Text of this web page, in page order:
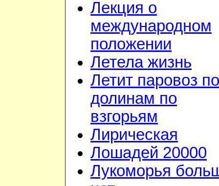
Лекция о
международном
положении
Летела жизнь
Летит паровоз по
долинам по
взгорьям
Лирическая
Лошадей 20000
Лукоморья